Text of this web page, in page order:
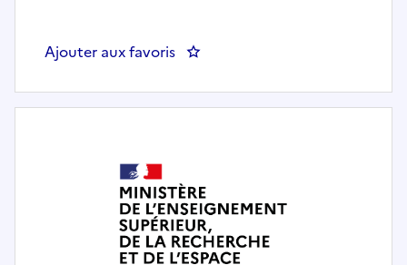
Ajouter aux favoris : Assistant.e ingénieur.e en